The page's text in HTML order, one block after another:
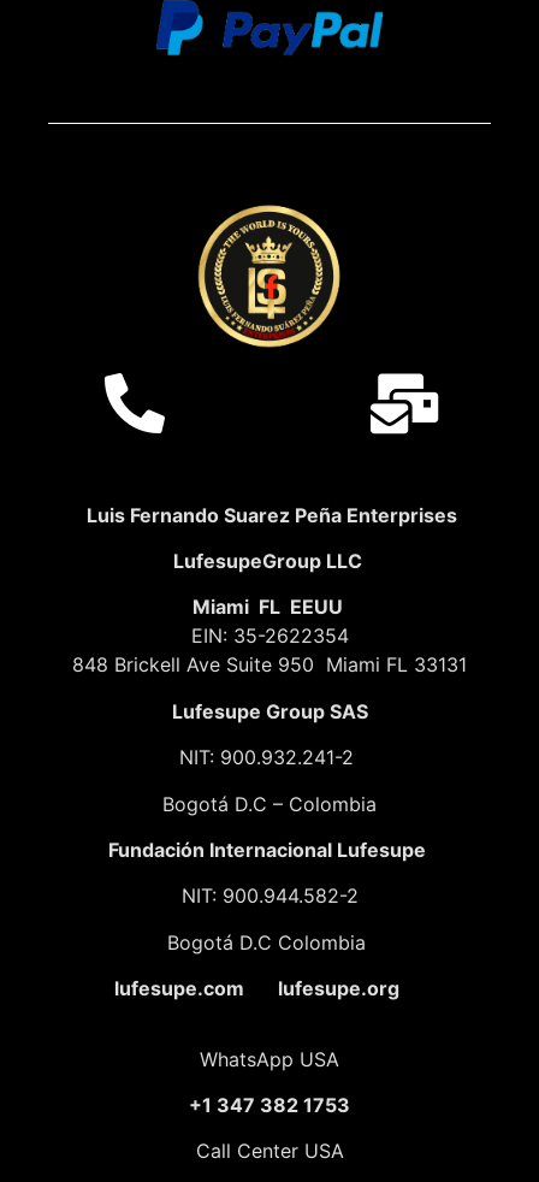
Luis Fernando Suarez Peña Enterprises
LufesupeGroup LLC
Miami FL EEUU
EIN: 35-2622354
848 Brickell Ave Suite 950 Miami FL 33131
Lufesupe Group SAS
NIT: 900.932.241-2
Bogotá D.C – Colombia
Fundación Internacional Lufesupe
NIT: 900.944.582-2
Bogotá D.C Colombia
lufesupe.com lufesupe.org
WhatsApp USA
+1 347 382 1753
Call Center USA